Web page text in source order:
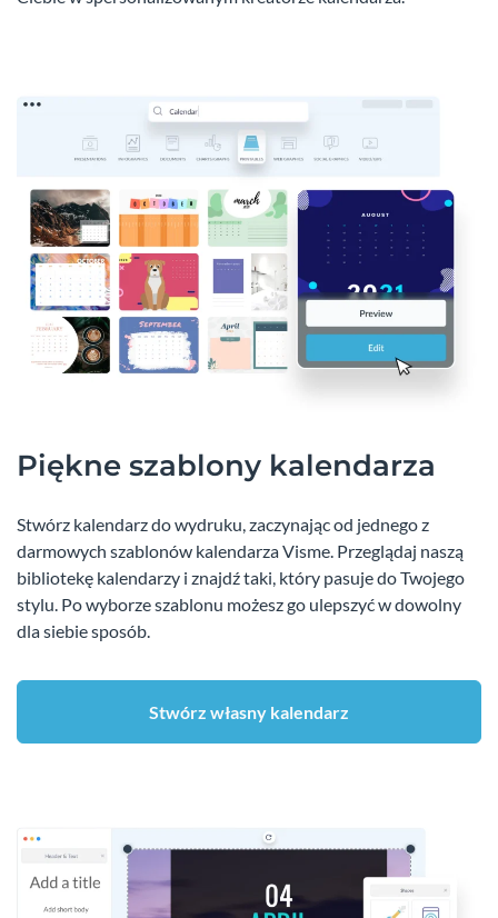
Piękne szablony kalendarza
Stwórz kalendarz do wydruku, zaczynając od jednego z
darmowych szablonów kalendarza Visme. Przeglądaj naszą
bibliotekę kalendarzy i znajdź taki, który pasuje do Twojego
stylu. Po wyborze szablonu możesz go ulepszyć w dowolny
dla siebie sposób.
Stwórz własny kalendarz